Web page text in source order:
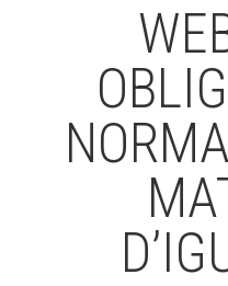
ACCIÓ
SUPORT
ACCIÓ
SUPORT